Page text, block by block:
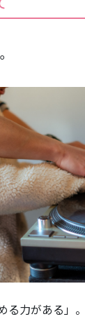
る力がある」